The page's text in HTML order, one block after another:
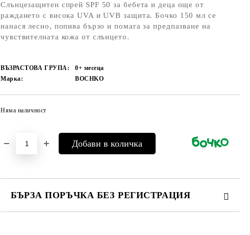
Слънцезащитен спрей SPF 50 за бебета и деца още от
раждането с висока UVA и UVB защита. Бочко 150 мл се
нанася лесно, попива бързо и помага за предпазване на
чувствителната кожа от слънцето.
ВЪЗРАСТОВА ГРУПА:
0+ месеца
Марка:
BOCHKO
Няма наличност
БЪРЗА ПОРЪЧКА БЕЗ РЕГИСТРАЦИЯ